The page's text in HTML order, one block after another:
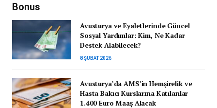
Bonus
Avusturya ve Eyaletlerinde Güncel
Sosyal Yardımlar: Kim, Ne Kadar
Destek Alabilecek?
8 ŞUBAT 2026
Avusturya’da AMS’in Hemşirelik ve
Hasta Bakıcı Kurslarına Katılanlar
1.400 Euro Maaş Alacak